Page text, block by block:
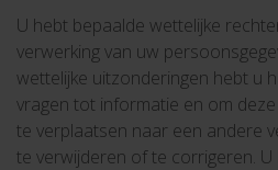
U hebt bepaalde wettelijke
verwerking van uw
wettelijke uitzonderingen hebt u
vragen tot informatie en om
te verplaatsen naar een andere
te verwijderen of te corrigeren.